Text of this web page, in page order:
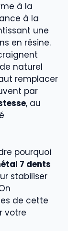
à la
à la
une
en résine.
naturel
remplacer
par
, au
pourquoi
7 dents
stabiliser
de cette
votre